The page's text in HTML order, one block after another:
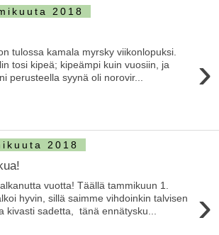
2018
›
tulossa kamala myrsky viikonlopuksi.
tosi kipeä; kipeämpi kuin vuosiin, ja
perusteella syynä oli norovir...
2018
›
vuotta! Täällä tammikuun 1.
hyvin, sillä saimme vihdoinkin talvisen
kivasti sadetta, tänä ennätysku...